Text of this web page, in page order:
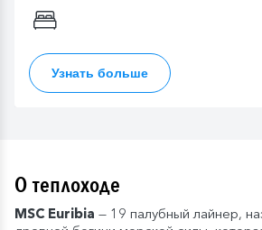
Узнать больше
О теплоходе
MSC Euribia — 19 палубный лайнер,